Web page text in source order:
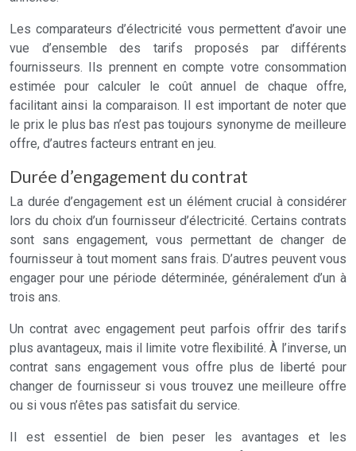
Les comparateurs d’électricité vous permettent d’avoir une
vue d’ensemble des tarifs proposés par différents
fournisseurs. Ils prennent en compte votre consommation
estimée pour calculer le coût annuel de chaque offre,
facilitant ainsi la comparaison. Il est important de noter que
le prix le plus bas n’est pas toujours synonyme de meilleure
offre, d’autres facteurs entrant en jeu.
Durée d’engagement du contrat
La durée d’engagement est un élément crucial à considérer
lors du choix d’un fournisseur d’électricité. Certains contrats
sont sans engagement, vous permettant de changer de
fournisseur à tout moment sans frais. D’autres peuvent vous
engager pour une période déterminée, généralement d’un à
trois ans.
Un contrat avec engagement peut parfois offrir des tarifs
plus avantageux, mais il limite votre flexibilité. À l’inverse, un
contrat sans engagement vous offre plus de liberté pour
changer de fournisseur si vous trouvez une meilleure offre
ou si vous n’êtes pas satisfait du service.
Il est essentiel de bien peser les avantages et les